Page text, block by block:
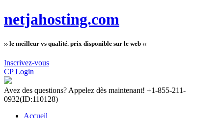
netjahosting.com
›› le meilleur vs qualité. prix disponible sur le web ‹‹
Inscrivez-vous
CP Login
Avez des questions? Appelez dès maintenant! +1-855-211-
0932(ID:110128)
Accueil